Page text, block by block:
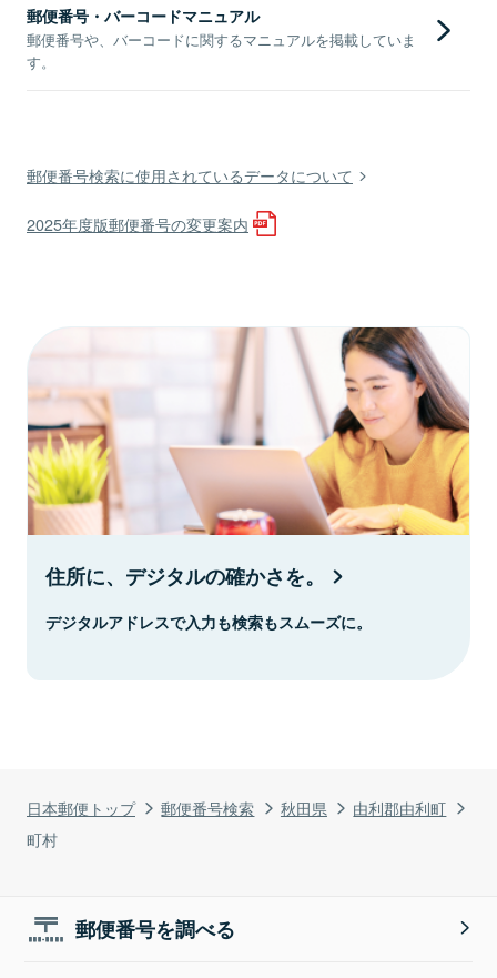
日本郵便トップ 郵便番号検索 秋田県
由利郡由利町
町村
郵便番号・バーコードマニュアル
郵便番号や、バーコードに関するマニュアルを掲載していま
す。
郵便番号検索に使用されているデータについて
2025年度版郵便番号の変更案内
住所に、デジタルの確かさを。
デジタルアドレスで入力も検索もスムーズに。
郵便番号を調べる